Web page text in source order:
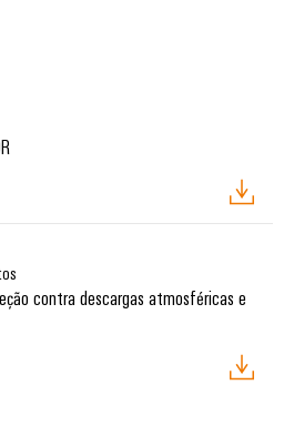
contra descargas atmosféricas e